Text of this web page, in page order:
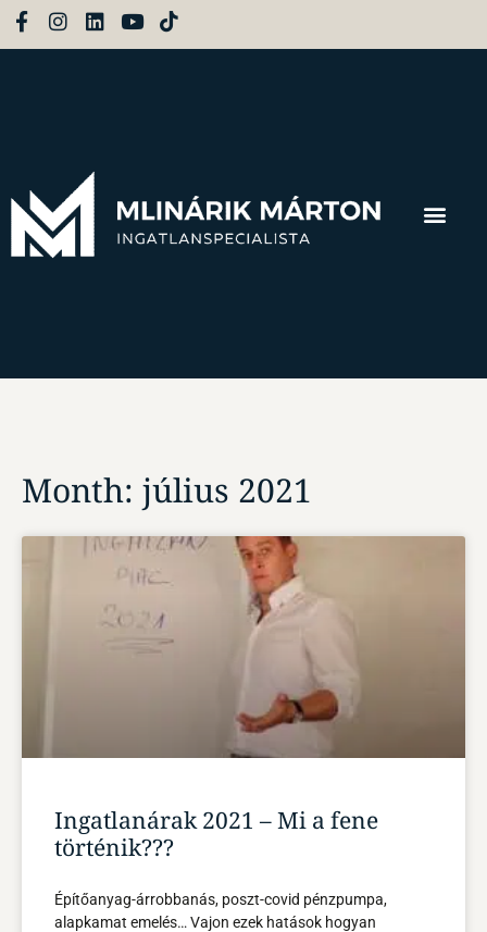
Month: július 2021
Ingatlanárak 2021 – Mi a fene
történik???
Építőanyag-árrobbanás, poszt-covid pénzpumpa,
alapkamat emelés… Vajon ezek hatások hogyan